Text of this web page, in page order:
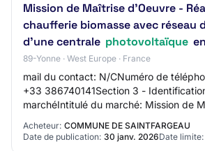
Mission de Maîtrise d'Oeuvre -
chaufferie biomasse avec réseau
d’une centrale photovoltaïque
89-Yonne · West Europe · France
mail du contact: N/CNuméro de
+33 386740141Section 3 -
marchéIntitulé du marché: Mission de
Acheteur: COMMUNE DE SAINTFARGEAU
Date de publication: 30 janv. 2026Date limite: